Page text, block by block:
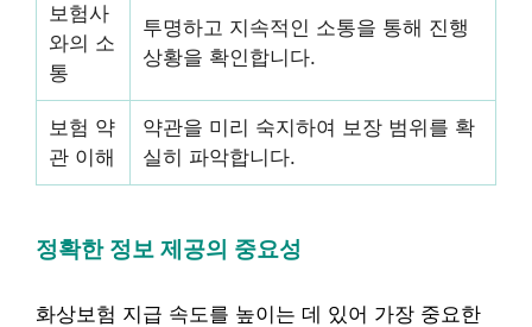
보험사
와의 소
통
투명하고 지속적인 소통을 통해 진행
상황을 확인합니다.
보험 약
관 이해
약관을 미리 숙지하여 보장 범위를 확
실히 파악합니다.
정확한 정보 제공의 중요성
화상보험 지급 속도를 높이는 데 있어 가장 중요한